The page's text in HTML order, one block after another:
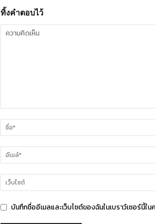
ทิ้งคำตอบไว้
บันทึกชื่ออีเมลและเว็บไซต์ของฉันในเบราว์เซอร์นี้